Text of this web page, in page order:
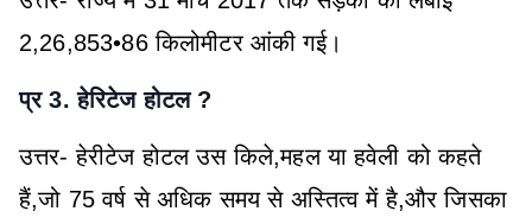
2,26,853•86 किलोमीटर आंकी गई।
प्र 3. हेरिटेज होटल ?
उत्तर- हेरीटेज होटल उस किले,महल या हवेली को कहते
हैं,जो 75 वर्ष से अधिक समय से अस्तित्व में है,और जिसका